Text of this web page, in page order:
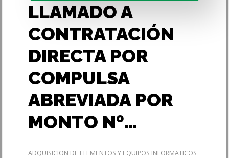
LLAMADO A
CONTRATACIÓN
DIRECTA POR
COMPULSA
ABREVIADA POR
MONTO Nº…
ADQUISICION DE ELEMENTOS Y EQUIPOS INFORMATICOS